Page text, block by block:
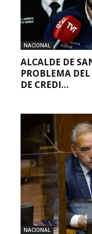
NACIONAL
ALCALDE DE
PROBLEMA
DE CREDI...
NACIONAL